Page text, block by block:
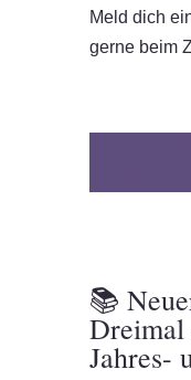
Meld dich
gerne beim
📚
Dreimal
Jahres-